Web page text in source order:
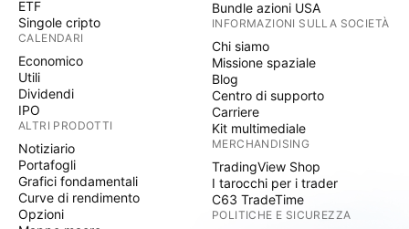
ETF
Singole cripto
CALENDARI
Economico
Utili
Dividendi
IPO
ALTRI PRODOTTI
Notiziario
Portafogli
Grafici fondamentali
Curve di rendimento
Opzioni
Bundle azioni USA
INFORMAZIONI SULLA SOCIETÀ
Chi siamo
Missione spaziale
Blog
Centro di supporto
Carriere
Kit multimediale
MERCHANDISING
TradingView Shop
I tarocchi per i trader
C63 TradeTime
POLITICHE E SICUREZZA